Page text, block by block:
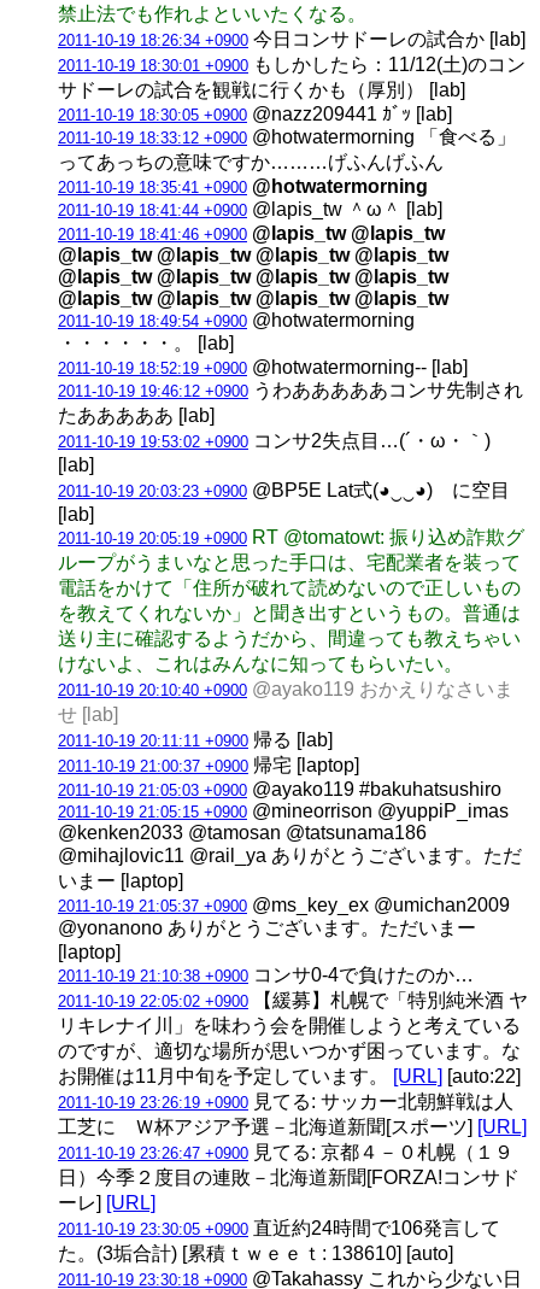
禁止法でも作れよといいたくなる。
2011-10-19 18:26:34 +0900 今日コンサドーレの試合か [lab]
2011-10-19 18:30:01 +0900 もしかしたら：11/12(土)のコン
サドーレの試合を観戦に行くかも（厚別） [lab]
2011-10-19 18:30:05 +0900 @nazz209441 ｶﾞｯ [lab]
2011-10-19 18:33:12 +0900 @hotwatermorning 「食べる」
ってあっちの意味ですか………げふんげふん
2011-10-19 18:35:41 +0900 @hotwatermorning
2011-10-19 18:41:44 +0900 @lapis_tw ＾ω＾ [lab]
2011-10-19 18:41:46 +0900 @lapis_tw @lapis_tw
@lapis_tw @lapis_tw @lapis_tw @lapis_tw
@lapis_tw @lapis_tw @lapis_tw @lapis_tw
@lapis_tw @lapis_tw @lapis_tw @lapis_tw
2011-10-19 18:49:54 +0900 @hotwatermorning
・・・・・・。 [lab]
2011-10-19 18:52:19 +0900 @hotwatermorning-- [lab]
2011-10-19 19:46:12 +0900 うわあああああコンサ先制され
たあああああ [lab]
2011-10-19 19:53:02 +0900 コンサ2失点目…(´・ω・｀)
[lab]
2011-10-19 20:03:23 +0900 @BP5E Lat式(◕‿‿◕) に空目
[lab]
2011-10-19 20:05:19 +0900 RT @tomatowt: 振り込め詐欺グ
ループがうまいなと思った手口は、宅配業者を装って
電話をかけて「住所が破れて読めないので正しいもの
を教えてくれないか」と聞き出すというもの。普通は
送り主に確認するようだから、間違っても教えちゃい
けないよ、これはみんなに知ってもらいたい。
2011-10-19 20:10:40 +0900 @ayako119 おかえりなさいま
せ [lab]
2011-10-19 20:11:11 +0900 帰る [lab]
2011-10-19 21:00:37 +0900 帰宅 [laptop]
2011-10-19 21:05:03 +0900 @ayako119 #bakuhatsushiro
2011-10-19 21:05:15 +0900 @mineorrison @yuppiP_imas
@kenken2033 @tamosan @tatsunama186
@mihajlovic11 @rail_ya ありがとうございます。ただ
いまー [laptop]
2011-10-19 21:05:37 +0900 @ms_key_ex @umichan2009
@yonanono ありがとうございます。ただいまー
[laptop]
2011-10-19 21:10:38 +0900 コンサ0-4で負けたのか…
2011-10-19 22:05:02 +0900 【緩募】札幌で「特別純米酒 ヤ
リキレナイ川」を味わう会を開催しようと考えている
のですが、適切な場所が思いつかず困っています。な
お開催は11月中旬を予定しています。
[URL] [auto:22]
2011-10-19 23:26:19 +0900 見てる: サッカー北朝鮮戦は人
工芝に Ｗ杯アジア予選－北海道新聞[スポーツ] [URL]
2011-10-19 23:26:47 +0900 見てる: 京都４－０札幌（１９
日）今季２度目の連敗－北海道新聞[FORZA!コンサド
ーレ] [URL]
2011-10-19 23:30:05 +0900 直近約24時間で106発言して
た。(3垢合計) [累積ｔｗｅｅｔ: 138610] [auto]
2011-10-19 23:30:18 +0900 @Takahassy これから少ない日